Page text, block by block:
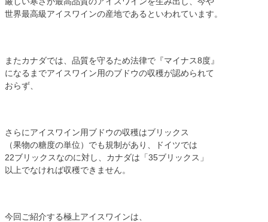
世界最高級アイスワインの産地であるといわれています。
またカナダでは、品質を守るため法律で『マイナス8度』
になるまでアイスワイン用のブドウの収穫が認められて
おらず、
さらにアイスワイン用ブドウの収穫はブリックス
（果物の糖度の単位）でも規制があり、ドイツでは
22ブリックスなのに対し、カナダは「35ブリックス」
以上でなければ収穫できません。
今回ご紹介する極上アイスワインは、